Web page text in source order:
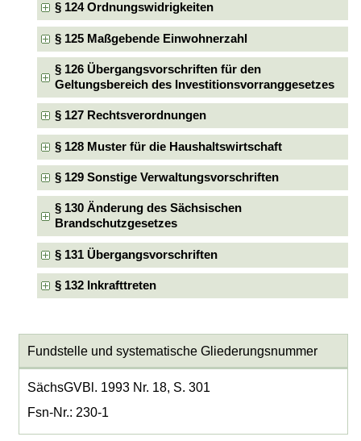
§ 124 Ordnungswidrigkeiten
§ 125 Maßgebende Einwohnerzahl
§ 126 Übergangsvorschriften für den
Geltungsbereich des Investitionsvorranggesetzes
§ 127 Rechtsverordnungen
§ 128 Muster für die Haushaltswirtschaft
§ 129 Sonstige Verwaltungsvorschriften
§ 130 Änderung des Sächsischen
Brandschutzgesetzes
§ 131 Übergangsvorschriften
§ 132 Inkrafttreten
Fundstelle und systematische Gliederungsnummer
SächsGVBl. 1993 Nr. 18, S. 301
Fsn-Nr.: 230-1